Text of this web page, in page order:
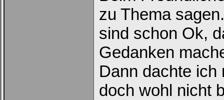
Trage
bitte
in
die
nachfolgenden
Felder
Deinen
und
Kennwort
um
Dich
zu Thema
sind schon Ok,
Gedanken
Dann dachte ich
doch wohl nicht